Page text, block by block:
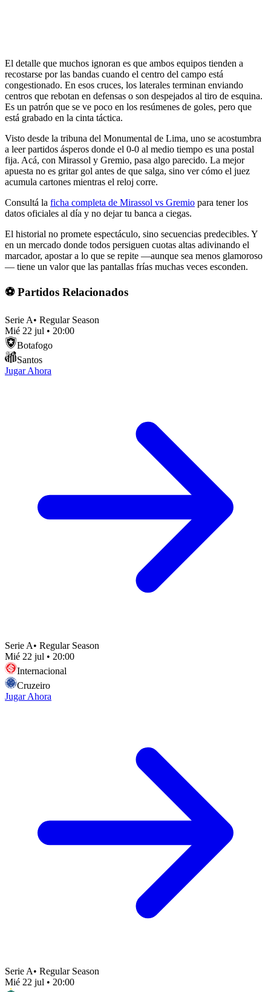
El detalle que muchos ignoran es que ambos equipos tienden a
recostarse por las bandas cuando el centro del campo está
congestionado. En esos cruces, los laterales terminan enviando
centros que rebotan en defensas o son despejados al tiro de esquina.
Es un patrón que se ve poco en los resúmenes de goles, pero que
está grabado en la cinta táctica.
Visto desde la tribuna del Monumental de Lima, uno se acostumbra
a leer partidos ásperos donde el 0-0 al medio tiempo es una postal
fija. Acá, con Mirassol y Gremio, pasa algo parecido. La mejor
apuesta no es gritar gol antes de que salga, sino ver cómo el juez
acumula cartones mientras el reloj corre.
Consultá la ficha completa de Mirassol vs Gremio para tener los
datos oficiales al día y no dejar tu banca a ciegas.
El historial no promete espectáculo, sino secuencias predecibles. Y
en un mercado donde todos persiguen cuotas altas adivinando el
marcador, apostar a lo que se repite —aunque sea menos glamoroso
— tiene un valor que las pantallas frías muchas veces esconden.
⚽ Partidos Relacionados
Serie A• Regular Season
Mié 22 jul • 20:00
Botafogo
Santos
Jugar Ahora
Serie A• Regular Season
Mié 22 jul • 20:00
Internacional
Cruzeiro
Jugar Ahora
Serie A• Regular Season
Mié 22 jul • 20:00